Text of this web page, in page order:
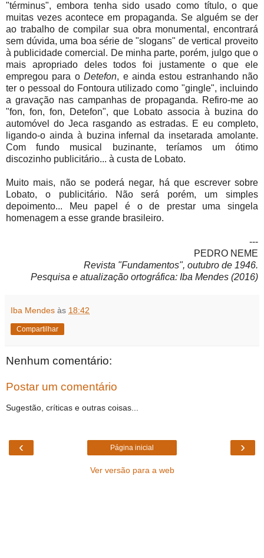
"términus", embora tenha sido usado como título, o que
muitas vezes acontece em propaganda. Se alguém se der
ao trabalho de compilar sua obra monumental, encontrará
sem dúvida, uma boa série de "slogans" de vertical proveito
à publicidade comercial. De minha parte, porém, julgo que o
mais apropriado deles todos foi justamente o que ele
empregou para oDetefon, e ainda estou estranhando não
ter o pessoal do Fontoura utilizado como "gingle", incluindo
a gravação nas campanhas de propaganda. Refiro-me ao
"fon, fon, fon, Detefon", que Lobato associa à buzina do
automóvel do Jeca rasgando as estradas. E eu completo,
ligando-o ainda à buzina infernal da insetarada amolante.
Com fundo musical buzinante, teríamos um ótimo
discozinho publicitário... à custa de Lobato.
Muito mais, não se poderá negar, há que escrever sobre
Lobato, o publicitário. Não será porém, um simples
depoimento... Meu papel é o de prestar uma singela
homenagem a esse grande brasileiro.
---
PEDRO NEME
Revista "Fundamentos", outubro de 1946.
Pesquisa e atualização ortográfica: Iba Mendes (2016)
Iba Mendes às 18:42
Compartilhar
Nenhum comentário:
Postar um comentário
Sugestão, críticas e outras coisas...
‹ ›
Página inicial
Ver versão para a web